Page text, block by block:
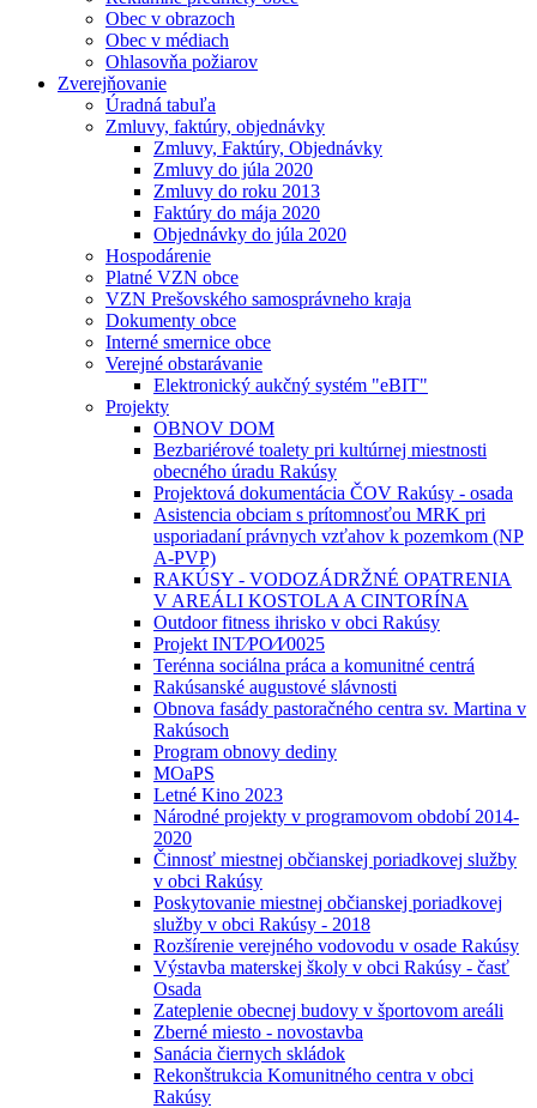
Obec v obrazoch
Obec v médiach
Ohlasovňa požiarov
Zverejňovanie
Úradná tabuľa
Zmluvy, faktúry, objednávky
Zmluvy, Faktúry, Objednávky
Zmluvy do júla 2020
Zmluvy do roku 2013
Faktúry do mája 2020
Objednávky do júla 2020
Hospodárenie
Platné VZN obce
VZN Prešovského samosprávneho kraja
Dokumenty obce
Interné smernice obce
Verejné obstarávanie
Elektronický aukčný systém "eBIT"
Projekty
OBNOV DOM
Bezbariérové toalety pri kultúrnej miestnosti
obecného úradu Rakúsy
Projektová dokumentácia ČOV Rakúsy - osada
Asistencia obciam s prítomnosťou MRK pri
usporiadaní právnych vzťahov k pozemkom (NP
A-PVP)
RAKÚSY - VODOZÁDRŽNÉ OPATRENIA
V AREÁLI KOSTOLA A CINTORÍNA
Outdoor fitness ihrisko v obci Rakúsy
Projekt INT⁄PO⁄I⁄0025
Terénna sociálna práca a komunitné centrá
Rakúsanské augustové slávnosti
Obnova fasády pastoračného centra sv. Martina v
Rakúsoch
Program obnovy dediny
MOaPS
Letné Kino 2023
Národné projekty v programovom období 2014-
2020
Činnosť miestnej občianskej poriadkovej služby
v obci Rakúsy
Poskytovanie miestnej občianskej poriadkovej
služby v obci Rakúsy - 2018
Rozšírenie verejného vodovodu v osade Rakúsy
Výstavba materskej školy v obci Rakúsy - časť
Osada
Zateplenie obecnej budovy v športovom areáli
Zberné miesto - novostavba
Sanácia čiernych skládok
Rekonštrukcia Komunitného centra v obci
Rakúsy